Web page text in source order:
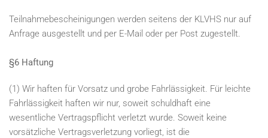
Teilnahmebescheinigungen werden seitens der KLVHS nur auf
Anfrage ausgestellt und per E-Mail oder per Post zugestellt.
§6 Haftung
(1) Wir haften für Vorsatz und grobe Fahrlässigkeit. Für leichte
Fahrlässigkeit haften wir nur, soweit schuldhaft eine
wesentliche Vertragspflicht verletzt wurde. Soweit keine
vorsätzliche Vertragsverletzung vorliegt, ist die